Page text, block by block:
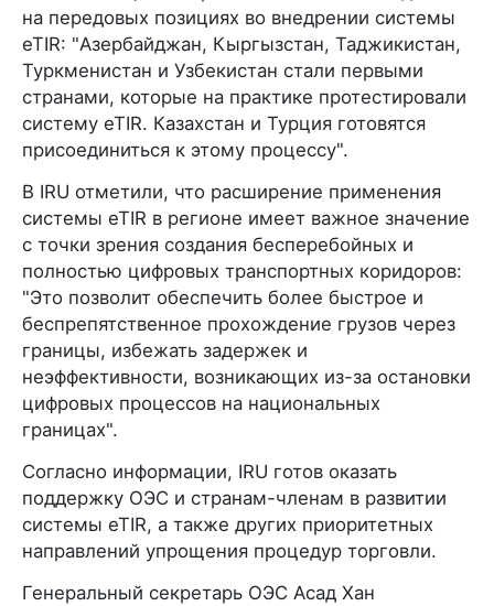
на передовых позициях во внедрении системы
eTIR: "Азербайджан, Кыргызстан, Таджикистан,
Туркменистан и Узбекистан стали первыми
странами, которые на практике протестировали
систему eTIR. Казахстан и Турция готовятся
присоединиться к этому процессу".
В IRU отметили, что расширение применения
системы eTIR в регионе имеет важное значение
с точки зрения создания бесперебойных и
полностью цифровых транспортных коридоров:
"Это позволит обеспечить более быстрое и
беспрепятственное прохождение грузов через
границы, избежать задержек и
неэффективности, возникающих из-за остановки
цифровых процессов на национальных
границах".
Согласно информации, IRU готов оказать
поддержку ОЭС и странам-членам в развитии
системы eTIR, а также других приоритетных
направлений упрощения процедур торговли.
Генеральный секретарь ОЭС Асад Хан